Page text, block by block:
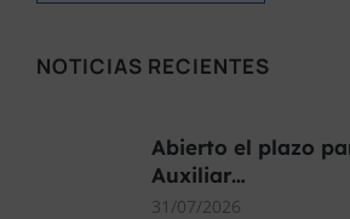
NOTICIAS RECIENTES
Abierto el plazo
Auxiliar…
31/07/2026